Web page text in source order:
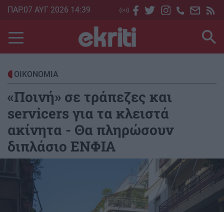
Skip
main
content
ΠΑΡ.07 ΑΥΓ 2026 14:39
ΟΙΚΟΝΟΜΙΑ
«Ποινή» σε τράπεζες και
servicers για τα κλειστά
ακίνητα - Θα πληρώσουν
διπλάσιο ΕΝΦΙΑ